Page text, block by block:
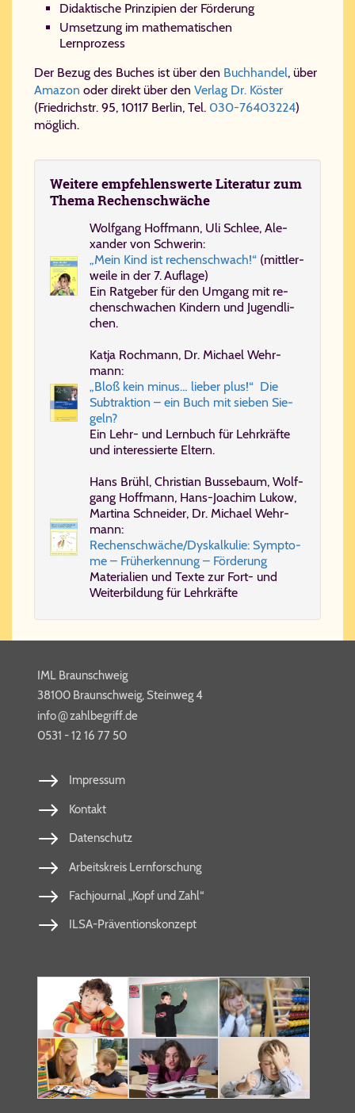
Didaktische Prinzipien der Förderung
Umsetzung im mathematischen
Lernprozess
Der Bezug des Buches ist über den Buchhandel, über
Amazon oder direkt über den Verlag Dr. Köster
(Friedrichstr. 95, 10117 Berlin, Tel. 030-76403224)
möglich.
Wei­te­re em­pfeh­lens­wer­te Li­te­ra­tur zum
The­ma Re­chen­schwä­che
Wolf­gang Hoff­mann, Uli Schlee, Ale­
xan­der von Schwe­rin:
„Mein Kind ist rechenschwach!“ (mitt­ler­
wei­le in der 7. Auf­la­ge)
Ein Rat­ge­ber für den Um­gang mit re­
chen­schwa­chen Kin­dern und Ju­gend­li­
chen.
Kat­ja Roch­mann, Dr. Mi­cha­el Wehr­
mann:
„Bloß kein mi­nus… lie­ber plus!“ Die
Sub­trak­ti­on – ein Buch mit sie­ben Sie­
geln?
Ein Lehr- und Lern­buch für Lehr­kräf­te
und in­ter­es­sier­te El­tern.
Hans Brühl, Chris­ti­an Bus­se­baum, Wolf­
gang Hoff­mann, Hans-​Jo­a­chim Lu­kow,
Mar­ti­na Schnei­der, Dr. Mi­cha­el Wehr­
mann:
Re­chen­schwä­che/​Dys­kal­ku­lie: Symp­to­
me – Früh­er­ken­nung – För­de­rung
Ma­te­ri­a­li­en und Tex­te zur Fort- und
Wei­ter­bil­dung für Lehr­kräf­te
IML Braunschweig
38100 Braunschweig, Steinweg 4
info​@zahl​be​griff​.de
0531 - 12 16 77 50
Impressum
Kontakt
Datenschutz
Arbeitskreis Lernforschung
Fachjournal „Kopf und Zahl“
ILSA-Präventionskonzept